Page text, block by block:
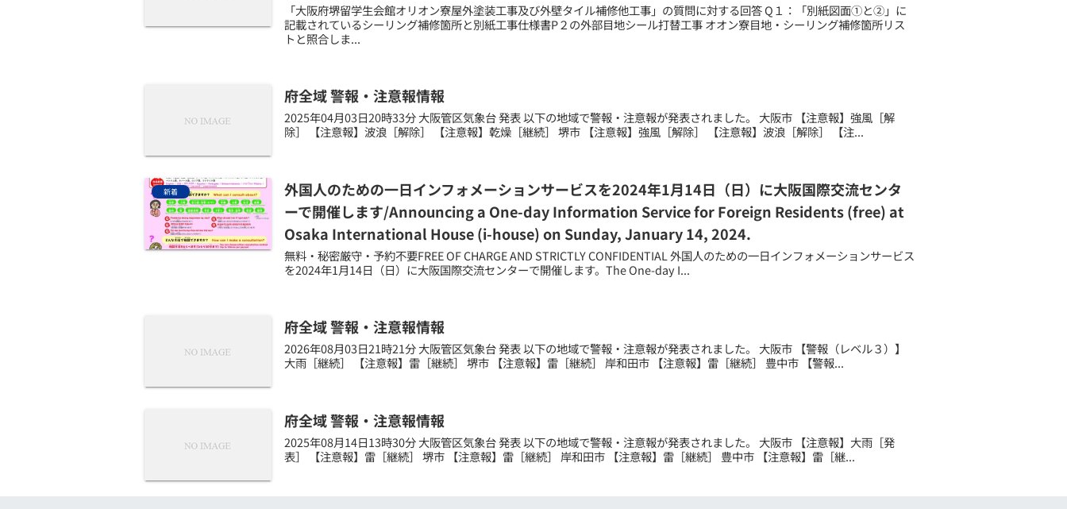
「大阪府堺留学生会館オリオン寮屋外塗装工事及び外壁タイル補修他工事」の質問に対する回答 Q１：「別紙図面①と②」に
記載されているシーリング補修箇所と別紙工事仕様書P２の外部目地シール打替工事 オオン寮目地・シーリング補修箇所リス
トと照合しま...
府全域 警報・注意報情報
2025年04月03日20時33分 大阪管区気象台 発表 以下の地域で警報・注意報が発表されました。 大阪市 【注意報】強風［解
除］ 【注意報】波浪［解除］ 【注意報】乾燥［継続］ 堺市 【注意報】強風［解除］ 【注意報】波浪［解除］ 【注...
新着
外国人のための一日インフォメーションサービスを2024年1月14日（日）に大阪国際交流センタ
ーで開催します/Announcing a One-day Information Service for Foreign Residents (free) at
Osaka International House (i-house) on Sunday, January 14, 2024.
無料・秘密厳守・予約不要FREE OF CHARGE AND STRICTLY CONFIDENTIAL 外国人のための一日インフォメーションサービス
を2024年1月14日（日）に大阪国際交流センターで開催します。The One-day I...
府全域 警報・注意報情報
2026年08月03日21時21分 大阪管区気象台 発表 以下の地域で警報・注意報が発表されました。 大阪市 【警報（レベル３）】
大雨［継続］ 【注意報】雷［継続］ 堺市 【注意報】雷［継続］ 岸和田市 【注意報】雷［継続］ 豊中市 【警報...
府全域 警報・注意報情報
2025年08月14日13時30分 大阪管区気象台 発表 以下の地域で警報・注意報が発表されました。 大阪市 【注意報】大雨［発
表］ 【注意報】雷［継続］ 堺市 【注意報】雷［継続］ 岸和田市 【注意報】雷［継続］ 豊中市 【注意報】雷［継...